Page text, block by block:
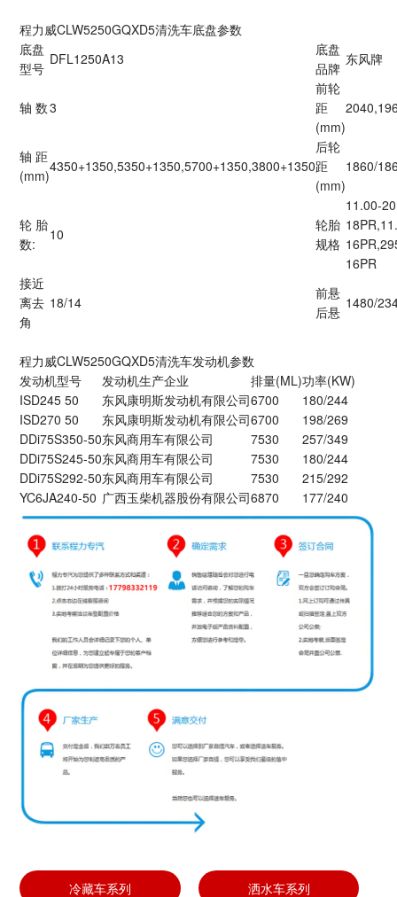
程力威CLW5250GQXD5清洗车底盘参数
底盘
型号
DFL1250A13
底盘
品牌
东风牌
轴 数3
前轮
距
(mm)
轴 距
(mm)
4350+1350,5350+1350,5700+1350,3800+1350
后轮
距
(mm)
1860/
轮 胎
数:
10
轮胎
规格
11.00-20
16PR
接近
离去
角
18/14
前悬
后悬
1480/
程力威CLW5250GQXD5清洗车发动机参数
发动机型号
发动机生产企业 排量(ML)功率(KW)
ISD245 50
东风康明斯发动机有限公司6700
180/244
ISD270 50
东风康明斯发动机有限公司6700
198/269
DDi75S350-50东风商用车有限公司 7530
257/349
DDi75S245-50东风商用车有限公司 7530
180/244
DDi75S292-50东风商用车有限公司 7530
215/292
YC6JA240-50 广西玉柴机器股份有限公司6870 177/240
冷藏车系列 洒水车系列